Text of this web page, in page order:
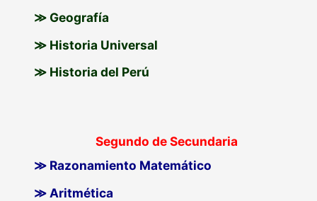
≫ Geografía
≫ Historia Universal
≫ Historia del Perú
Segundo de Secundaria
≫ Razonamiento Matemático
≫ Aritmética